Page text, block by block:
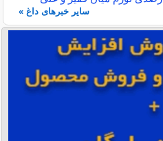
سایر خبرهای داغ »